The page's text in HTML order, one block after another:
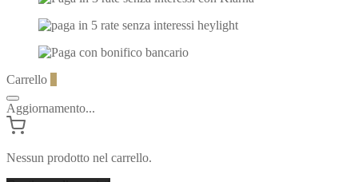
Carrello
Aggiornamento...
Nessun prodotto nel carrello.